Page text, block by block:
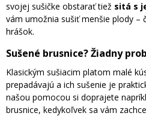
svojej sušičke obstarať tiež sitá s
vám umožnia sušiť menšie plody –
hrášok.
Sušené brusnice? Žiadny
Klasickým sušiacim platom malé
prepadávajú a ich sušenie je
našou pomocou si doprajete
brusnice, kedykoľvek sa vám